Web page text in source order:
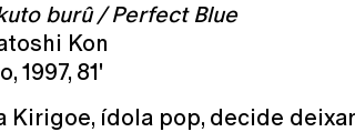
burû / Perfect Blue
Kon
1997, 81'
Kirigoe, ídola pop, decide